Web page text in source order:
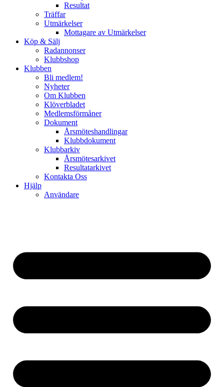
Resultat
Träffar
Utmärkelser
Mottagare av Utmärkelser
Köp & Sälj
Radannonser
Klubbshop
Klubben
Bli medlem!
Nyheter
Om Klubben
Klöverbladet
Medlemsförmåner
Dokument
Årsmöteshandlingar
Klubbdokument
Klubbarkiv
Årsmötesarkivet
Resultatarkivet
Kontakta Oss
Hjälp
Användare